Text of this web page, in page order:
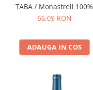
Cafissimo
Davidoff
TABA / Monastrell 100%
66,09 RON
ADAUGA IN COS